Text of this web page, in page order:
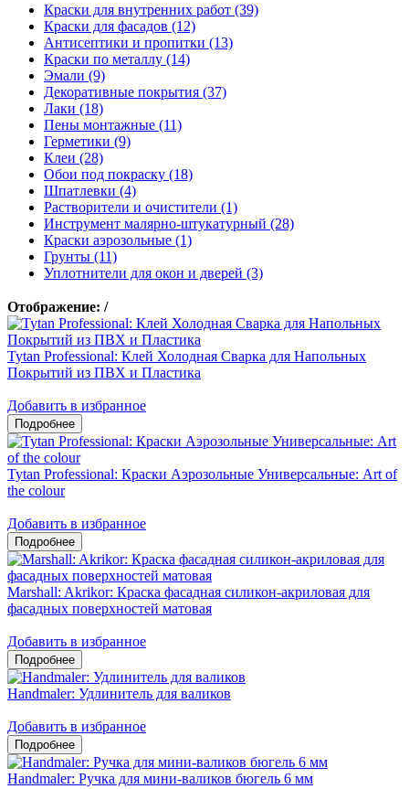
Краски для внутренних работ (39)
Краски для фасадов (12)
Антисептики и пропитки (13)
Краски по металлу (14)
Эмали (9)
Декоративные покрытия (37)
Лаки (18)
Пены монтажные (11)
Герметики (9)
Клеи (28)
Обои под покраску (18)
Шпатлевки (4)
Растворители и очистители (1)
Инструмент малярно-штукатурный (28)
Краски аэрозольные (1)
Грунты (11)
Уплотнители для окон и дверей (3)
Отображение: /
Tytan Professional: Клей Холодная Сварка для Напольных
Покрытий из ПВХ и Пластика
Добавить в избранное
Tytan Professional: Краски Аэрозольные Универсальные: Art of
the colour
Добавить в избранное
Marshall: Akrikor: Краска фасадная силикон-акриловая для
фасадных поверхностей матовая
Добавить в избранное
Handmaler: Удлинитель для валиков
Добавить в избранное
Handmaler: Ручка для мини-валиков бюгель 6 мм